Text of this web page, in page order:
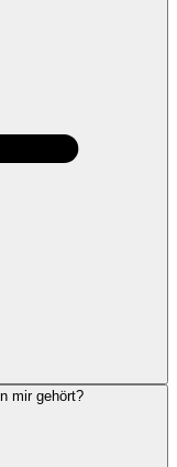
mir gehört?